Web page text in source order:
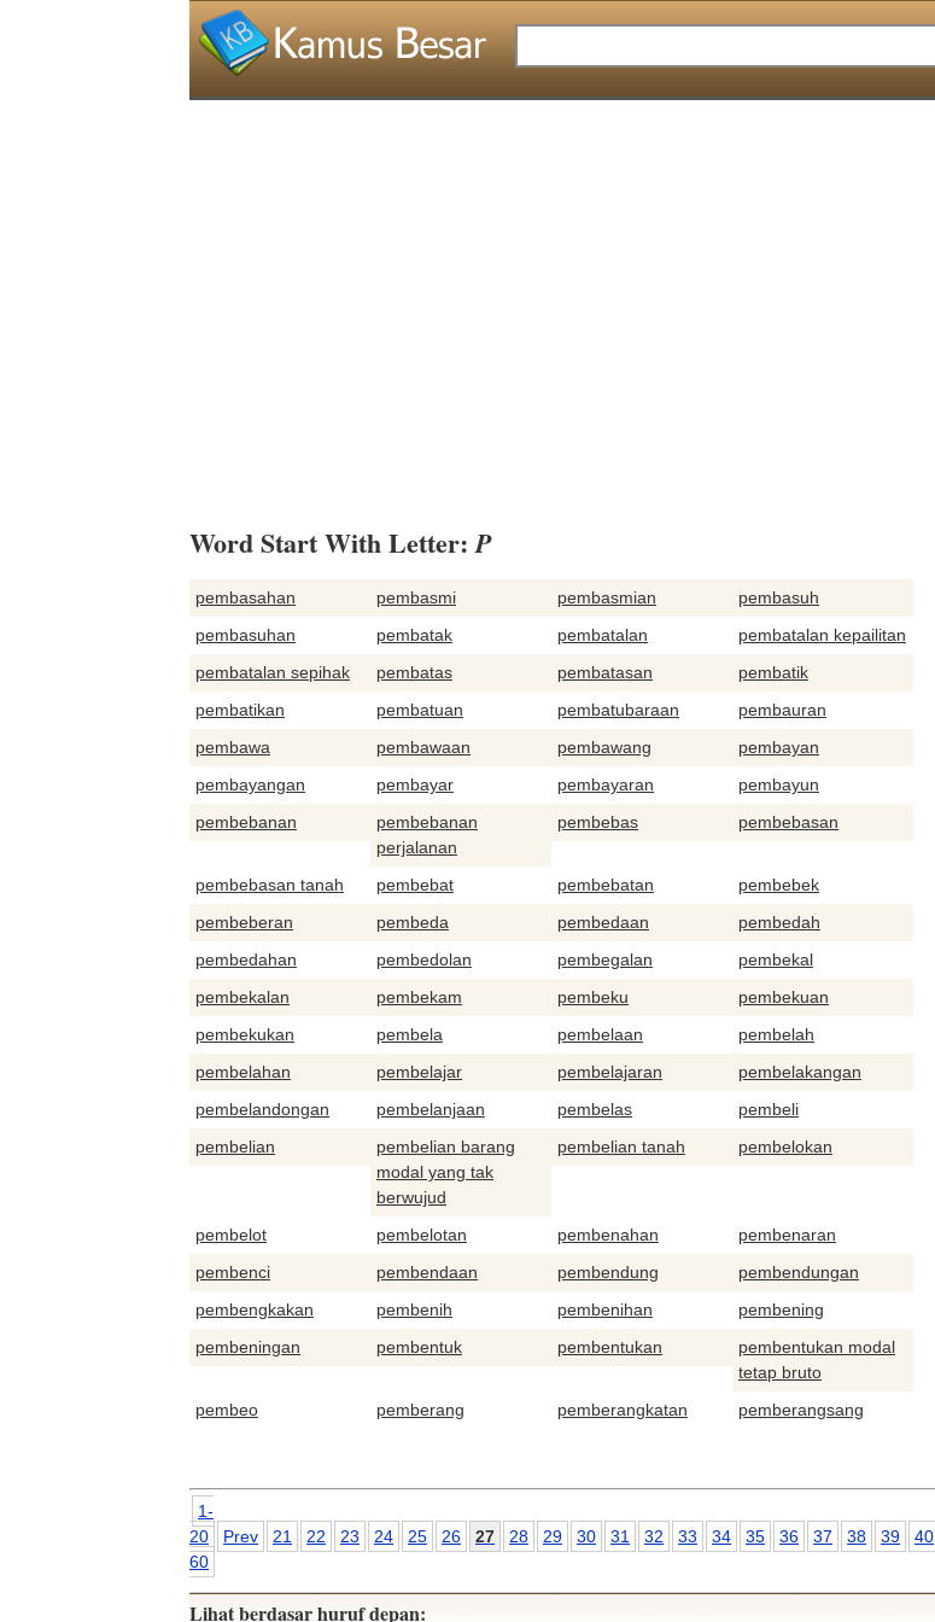
Word Start With Letter:P
pembasahan pembasmi pembasmian
pembasuh
pembasuhan
pembatak pembatalan
pembatalan kepailitan
pembatalan sepihak
pembatas pembatasan
pembatik
pembatikan
pembatuan pembatubaraan
pembauran
pembawa
pembawaan pembawang
pembayan
pembayangan
pembayar pembayaran
pembayun
pembebanan
pembebanan
perjalanan
pembebas pembebasan
pembebasan tanah pembebat pembebatan
pembebek
pembeberan
pembeda pembedaan
pembedah
pembedahan
pembedolan pembegalan
pembekal
pembekalan
pembekam pembeku
pembekuan
pembekukan
pembela pembelaan
pembelah
pembelahan
pembelajar pembelajaran
pembelakangan
pembelandongan
pembelanjaan pembelas
pembeli
pembelian
pembelian barang
modal yang tak
berwujud
pembelian tanah pembelokan
pembelot pembelotan pembenahan
pembenaran
pembenci
pembendaan pembendung
pembendungan
pembengkakan
pembenih pembenihan
pembening
pembeningan
pembentuk pembentukan
pembentukan modal
tetap bruto
pembeo
pemberang pemberangkatan pemberangsang
1-
20
Prev 21 22 23 24 25 26 27 28 29 30 31 32 33 34 35 36 37 38 39 40
60
Lihat berdasar huruf depan: